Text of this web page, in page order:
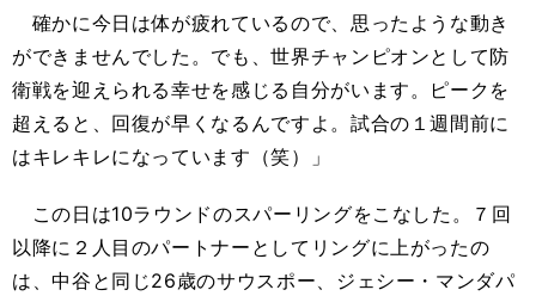
確かに今日は体が疲れているので、思ったような動き
ができませんでした。でも、世界チャンピオンとして防
衛戦を迎えられる幸せを感じる自分がいます。ピークを
超えると、回復が早くなるんですよ。試合の１週間前に
はキレキレになっています（笑）」
この日は10ラウンドのスパーリングをこなした。７回
以降に２人目のパートナーとしてリングに上がったの
は、中谷と同じ26歳のサウスポー、ジェシー・マンダパ